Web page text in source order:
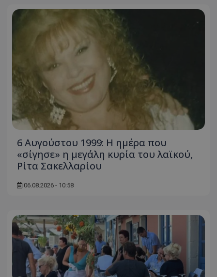
6 Αυγούστου 1999: Η ημέρα που
«σίγησε» η μεγάλη κυρία του λαϊκού,
Ρίτα Σακελλαρίου
06.08.2026 - 10:58